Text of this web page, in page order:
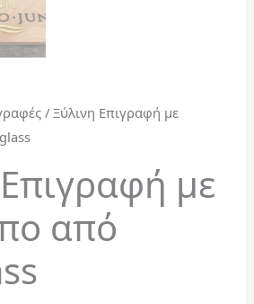
/ Ξύλινη Επιγραφή με
με
από